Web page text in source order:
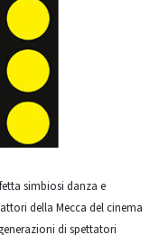
simbiosi danza e
della Mecca del cinema
di spettatori